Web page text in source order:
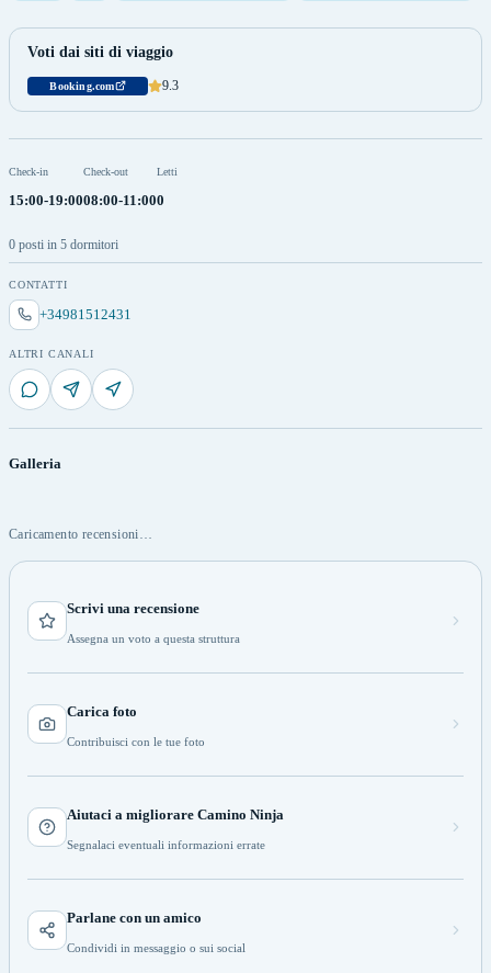
Voti dai siti di viaggio
Booking.com 9.3
Check-in
15:00-19:00
Check-out
08:00-11:00
Letti
0
0 posti in 5 dormitori
CONTATTI
+34981512431
ALTRI CANALI
Galleria
Caricamento recensioni…
Scrivi una recensione
Assegna un voto a questa struttura
Carica foto
Contribuisci con le tue foto
Aiutaci a migliorare Camino Ninja
Segnalaci eventuali informazioni errate
Parlane con un amico
Condividi in messaggio o sui social